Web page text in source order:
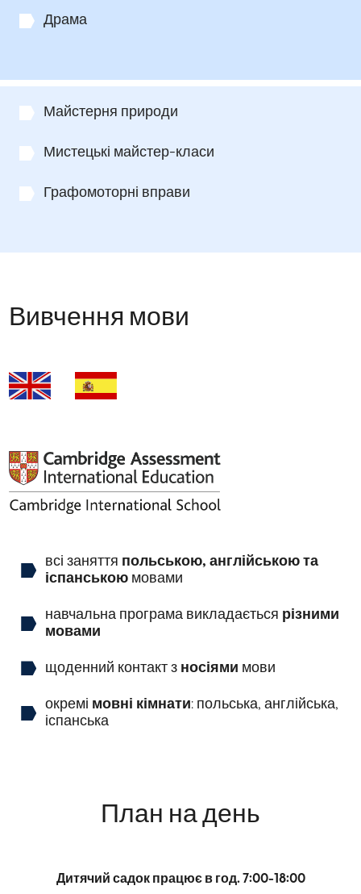
Драма
Майстерня природи
Мистецькі майстер-класи
Графомоторні вправи
Вивчення мови
всі заняття польською, англійською та
іспанською мовами
навчальна програма викладається різними
мовами
щоденний контакт з носіями мови
окремі мовні кімнати: польська, англійська,
іспанська
План на день
Дитячий садок працює в год. 7:00-18:00